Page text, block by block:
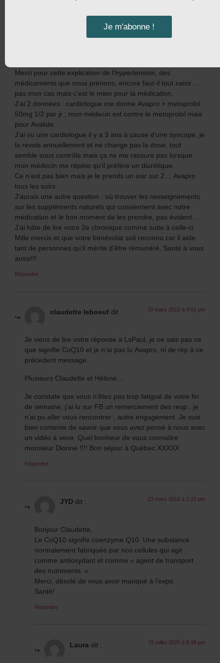
Merci pour cette explication de l’hypertension, des
médicaments que nous prenons, encore faut-il tout saisir…
pas mon cas mais c’est le mien pour la médication.
J’ai 2 données : cardiologue me donne Avapro + metoprolol
50mg 1/2 par jr ; mon médecin est contre le metoprolol mais
pour Avalide.
J’ai vu une cardiologue il y a 3 ans à cause d’une syncope, je
la revois annuellement et ne change pas la dose, tout
semble sous contrôle mais ça ne me rassure pas lorsque
mon médecin me répète qu’il préfère un diurétique.
Ce n’est pas bien mais je le prends un soir sur 2… Avapro
tous les soirs.
J’aurais une autre question : où trouver les renseignements
sur les suppléments naturels qui conviennent avec notre
médication et le bon moment de les prendre, pas évident…
J’ai hâte de lire votre 2e chronique comme suite à celle-ci
Mille mercis et que votre bénévolat soit reconnu car il aide
tant de personnes qu’il mérite d’être rémunéré, Santé à vous
aussi!!!
Répondre
claudette leboeuf dit : 19 mars 2012 à 4:01 pm
Je viens de lire votre réponse à LsPaul, je ne sais pas ce
que signifie CoQ10 et je n’ai pas lu Avapro, ni de rép à ce
précedent message.
Plusieurs Claudette et Hélène…
Je constate que vous n’êtes pas trop fatigué de votre fin
de semaine, j’ai lu sur FB un remerciement des resp., je
n’ai pu aller vous rencontrer , autre engagement. Je suis
bien contente de savoir que vous avez pensé à nous avec
un vidéo à venir. Quel bonheur de vous connaître
monsieur Dionne !!!! Bon séjour à Québec XXXXX
Répondre
JYD dit : 23 mars 2012 à 2:25 pm
Bonjour Claudette,
Le CoQ10 signifie coenzyme Q10. Une substance
normalement fabriquée par nos cellules qui agit
comme antioxydant et comme « agent de transport
des nutriments. »
Merci, désolé de vous avoir manqué à l’expo.
Santé!
Répondre
Laura dit : 25 juillet 2020 à 9:38 pm
Je m'abonne !